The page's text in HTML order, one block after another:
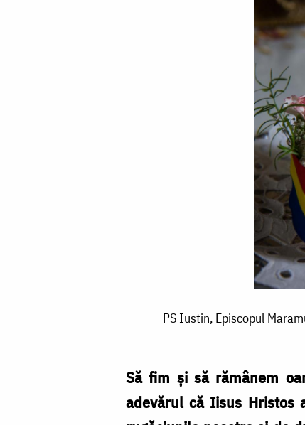
Maramureșului
PS Iustin, Episcopul
Să fim și să rămânem
adevărul că Iisus Hristos